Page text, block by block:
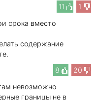
11
1
срока вместо
содержание
8
20
невозможно
границы не в